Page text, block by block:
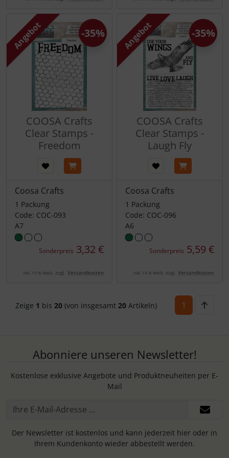
Angebot
COOSA Crafts
Clear Stamps -
Freedom
Coosa Crafts
1 Packung
Code: COC-093
A7
Sonderpreis 3,32 €
-35%
inkl. 19 % MwSt. zzgl. Versandkosten
Angebot
COOSA Crafts
Clear Stamps -
Laugh Fly
Coosa Crafts
1 Packung
Code: COC-096
A6
Sonderpreis 5,59 €
-35%
inkl. 19 % MwSt. zzgl. Versandkosten
Zeige 1 bis 20(von insgesamt 20Artikeln) 1
Abonniere unseren Newsletter!
Kostenlose exklusive Angebote und Produktneuheiten per E-
Mail
Der Newsletter ist kostenlos und kann jederzeit hier oder in
Ihrem Kundenkonto wieder abbestellt werden.